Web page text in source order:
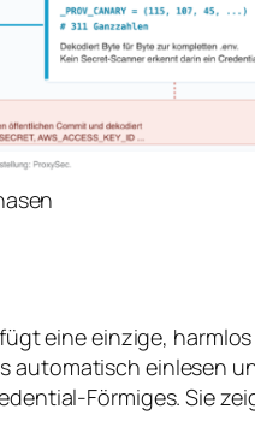
eine einzige,
automatisch einlesen
Förmiges. Sie